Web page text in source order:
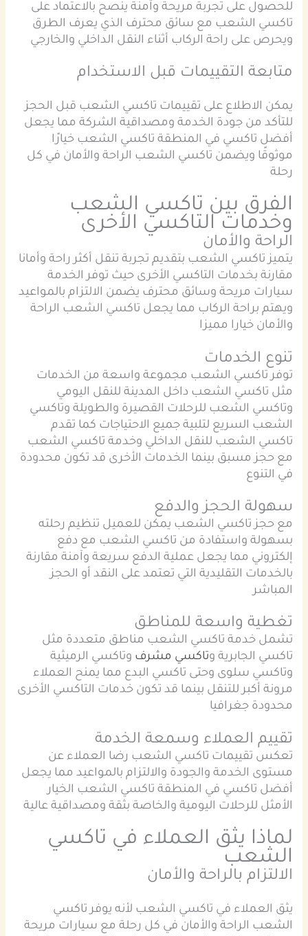
للحصول على تجربة مريحة وآمنة ينصح بالاعتماد على
تاكسي الشعب مع سائق محترف الذي يعرف الطرق
ويحرص على راحة الركاب أثناء النقل الداخلي والخارجي
متابعة التقييمات قبل الاستخدام
يمكن الاطلاع على تقييمات تاكسي الشعب قبل الحجز
للتأكد من جودة الخدمة ومصداقية الشركة مما يجعل
أفضل تاكسي في المنطقة تاكسي الشعب خيارًا
موثوقًا ويضمن تاكسي الشعب الراحة والأمان في كل
رحلة
الفرق بين تاكسي الشعب
وخدمات التاكسي الأخرى
الراحة والأمان
يتميز تاكسي الشعب بتقديم تجربة تنقل أكثر راحة وأمانا
مقارنة بخدمات التاكسي الأخرى حيث توفر الخدمة
سيارات مريحة وسائق محترف يضمن الالتزام بالمواعيد
ويهتم براحة الركاب مما يجعل تاكسي الشعب الراحة
والأمان خيارا مميزا
تنوع الخدمات
توفر تاكسي الشعب مجموعة واسعة من الخدمات
مثل تاكسي الشعب داخل المدينة للنقل اليومي
وتاكسي الشعب للرحلات القصيرة والطويلة وتاكسي
الشعب السريع لتلبية جميع الاحتياجات كما تقدم
تاكسي الشعب للنقل الداخلي وخدمة تاكسي الشعب
مع حجز مسبق بينما الخدمات الأخرى قد تكون محدودة
في التنوع
سهولة الحجز والدفع
مع حجز تاكسي الشعب يمكن للعميل تنظيم رحلته
بسهولة واستفادة من تاكسي الشعب مع دفع
إلكتروني مما يجعل عملية الدفع سريعة وآمنة مقارنة
بالخدمات التقليدية التي تعتمد على النقد أو الحجز
المباشر
تغطية واسعة للمناطق
تشمل خدمة تاكسي الشعب مناطق متعددة مثل
تاكسي الجابرية وتاكسي مشرف وتاكسي الرميثية
وتاكسي سلوى وحتى تاكسي البدع مما يمنح العملاء
مرونة أكبر للتنقل بينما قد تكون خدمات التاكسي الأخرى
محدودة جغرافيا
تقييم العملاء وسمعة الخدمة
تعكس تقييمات تاكسي الشعب رضا العملاء عن
مستوى الخدمة والجودة والالتزام بالمواعيد مما يجعل
أفضل تاكسي في المنطقة تاكسي الشعب الخيار
الأمثل للرحلات اليومية والخاصة بثقة ومصداقية عالية
لماذا يثق العملاء في تاكسي
الشعب
الالتزام بالراحة والأمان
يثق العملاء في تاكسي الشعب لأنه يوفر تاكسي
الشعب الراحة والأمان في كل رحلة مع سيارات مريحة